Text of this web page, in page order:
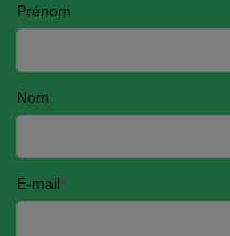
Prénom
Nom
E-mail*